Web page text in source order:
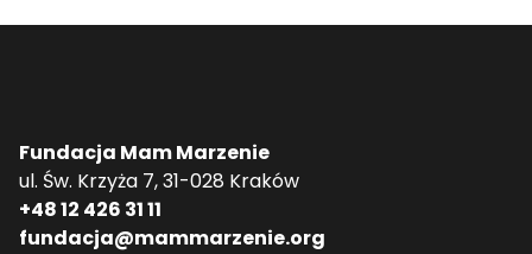
Fundacja Mam Marzenie
ul. Św. Krzyża 7, 31-028 Kraków
+48 12 426 31 11
fundacja@mammarzenie.org